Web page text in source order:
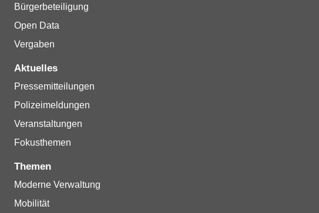
Bürgerbeteiligung
Open Data
Vergaben
Aktuelles
Pressemitteilungen
Polizeimeldungen
Veranstaltungen
Fokusthemen
Themen
Moderne Verwaltung
Mobilität